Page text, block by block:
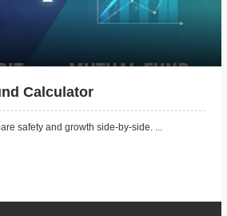
Calculator
safety and growth side-by-side. ...